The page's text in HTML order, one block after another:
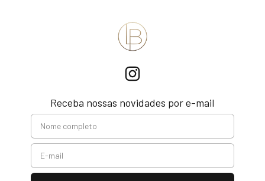
Receba nossas novidades por e-mail